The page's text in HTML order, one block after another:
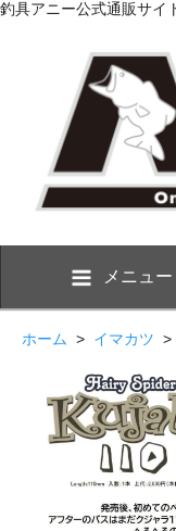
釣具アニー公式通販サイ
メニュー
ホーム > イマカツ >